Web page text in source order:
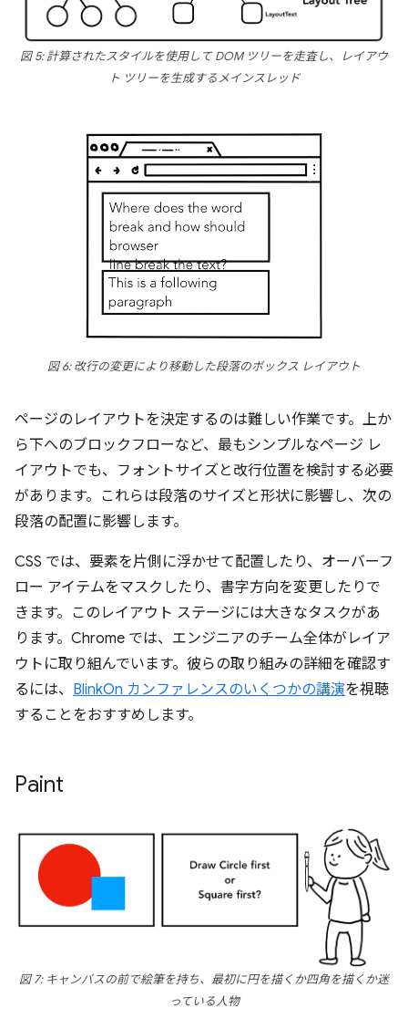
図 5: 計算されたスタイルを使用して DOM ツリーを走査し、レイアウ
ト ツリーを生成するメインスレッド
図 6: 改行の変更により移動した段落のボックス レイアウト
ページのレイアウトを決定するのは難しい作業です。上か
ら下へのブロックフローなど、最もシンプルなページ レ
イアウトでも、フォントサイズと改行位置を検討する必要
があります。これらは段落のサイズと形状に影響し、次の
段落の配置に影響します。
CSS では、要素を片側に浮かせて配置したり、オーバーフ
ロー アイテムをマスクしたり、書字方向を変更したりで
きます。このレイアウト ステージには大きなタスクがあ
ります。Chrome では、エンジニアのチーム全体がレイア
ウトに取り組んでいます。彼らの取り組みの詳細を確認す
るには、 BlinkOn カンファレンスのいくつかの講演を視聴
することをおすすめします。
Paint
図 7: キャンバスの前で絵筆を持ち、最初に円を描くか四角を描くか迷
っている人物